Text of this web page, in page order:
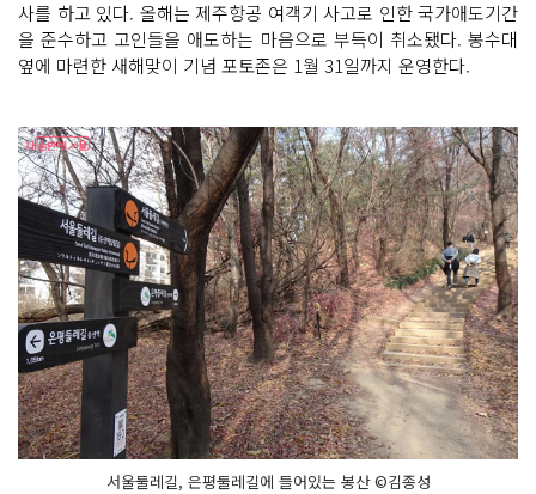
사를 하고 있다. 올해는 제주항공 여객기 사고로 인한 국가애도기간
을 준수하고 고인들을 애도하는 마음으로 부득이 취소됐다. 봉수대
옆에 마련한 새해맞이 기념 포토존은 1월 31일까지 운영한다.
서울둘레길, 은평둘레길에 들어있는 봉산 ©김종성